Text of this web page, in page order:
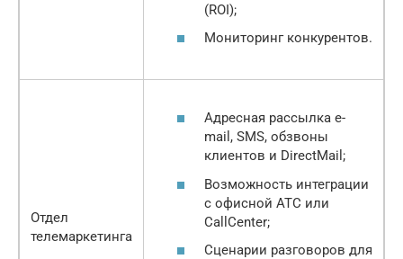
(ROI);
Мониторинг конкурентов.
Отдел
телемаркетинга
Адресная рассылка e-
mail, SMS, обзвоны
клиентов и DirectMail;
Возможность интеграции
с офисной АТС или
CallCenter;
Сценарии разговоров для